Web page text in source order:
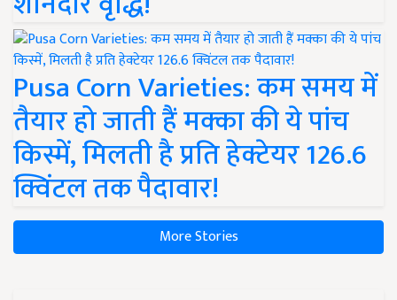
Pusa Corn Varieties: कम समय में
तैयार हो जाती हैं मक्का की ये पांच
किस्में, मिलती है प्रति हेक्टेयर 126.6
क्विंटल तक पैदावार!
More Stories